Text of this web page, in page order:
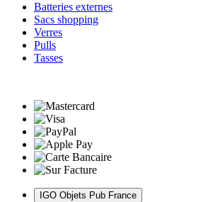
Batteries externes
Sacs shopping
Verres
Pulls
Tasses
IGO Objets Pub France